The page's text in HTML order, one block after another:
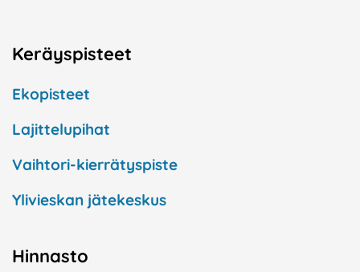
Keräyspisteet
Ekopisteet
Lajittelupihat
Vaihtori-kierrätyspiste
Ylivieskan jätekeskus
Hinnasto